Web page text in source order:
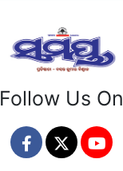
Follow Us On